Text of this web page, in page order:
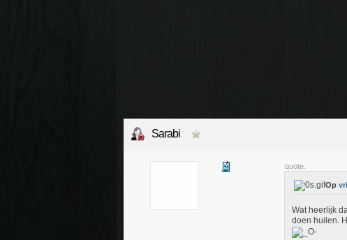
Sarabi
quote:
Op
Wat heerlijk
doen huilen.